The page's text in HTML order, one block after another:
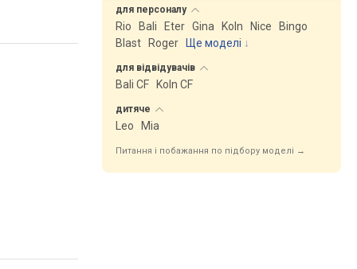
для персоналу
Rio Bali Eter Gina Koln Nice
Bingo
Blast
Roger Ще моделі ↓
для відвідувачів
Bali CF Koln CF
дитяче
Leo Mia
Питання і побажання по підбору моделі →